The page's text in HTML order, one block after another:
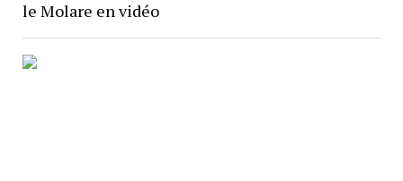
le Molare en vidéo